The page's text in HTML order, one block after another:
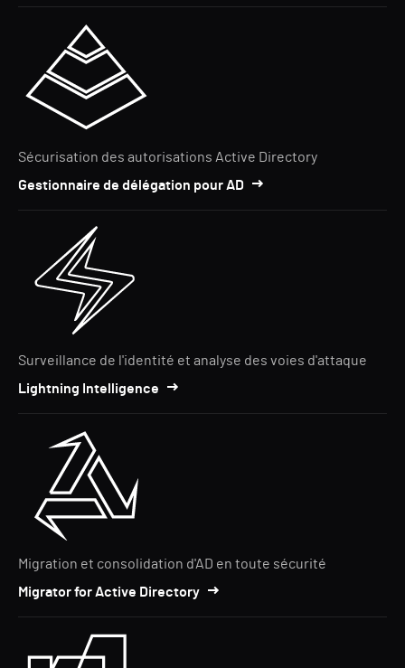
Sécurisation des autorisations Active Directory
Gestionnaire de délégation pour AD
Surveillance de l'identité et analyse des voies d'attaque
Lightning Intelligence
Migration et consolidation d'AD en toute sécurité
Migrator for Active Directory